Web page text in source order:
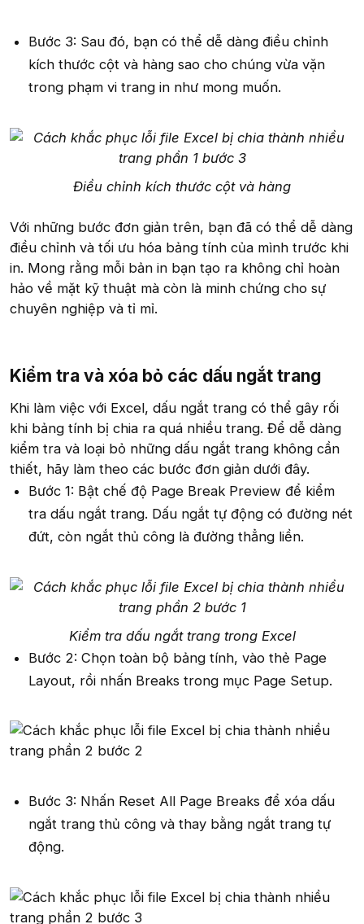
Bước 3: Sau đó, bạn có thể dễ dàng điều chỉnh
kích thước cột và hàng sao cho chúng vừa vặn
trong phạm vi trang in như mong muốn.
Điều chỉnh kích thước cột và hàng
Với những bước đơn giản trên, bạn đã có thể dễ dàng
điều chỉnh và tối ưu hóa bảng tính của mình trước khi
in. Mong rằng mỗi bản in bạn tạo ra không chỉ hoàn
hảo về mặt kỹ thuật mà còn là minh chứng cho sự
chuyên nghiệp và tỉ mỉ.
Kiểm tra và xóa bỏ các dấu ngắt trang
Khi làm việc với Excel, dấu ngắt trang có thể gây rối
khi bảng tính bị chia ra quá nhiều trang. Để dễ dàng
kiểm tra và loại bỏ những dấu ngắt trang không cần
thiết, hãy làm theo các bước đơn giản dưới đây.
Bước 1: Bật chế độ Page Break Preview để kiểm
tra dấu ngắt trang. Dấu ngắt tự động có đường nét
đứt, còn ngắt thủ công là đường thẳng liền.
Kiểm tra dấu ngắt trang trong Excel
Bước 2: Chọn toàn bộ bảng tính, vào thẻ Page
Layout, rồi nhấn Breaks trong mục Page Setup.
Bước 3: Nhấn Reset All Page Breaks để xóa dấu
ngắt trang thủ công và thay bằng ngắt trang tự
động.